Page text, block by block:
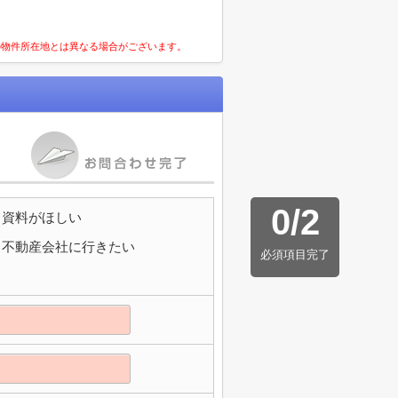
件所在地とは異なる場合がございます。
0/2
必須項目完了
資料がほしい
不動産会社に行きたい